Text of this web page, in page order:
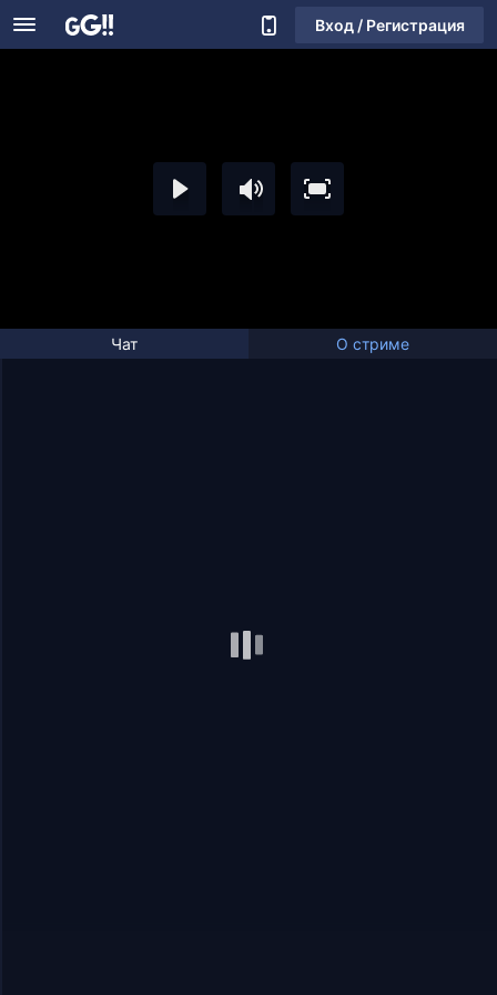
Вход / Регистрация
Чат О стриме